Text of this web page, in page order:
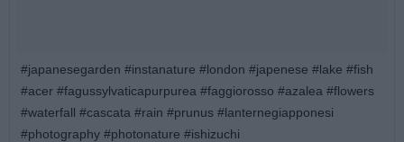
#japanesegarden #instanature #london #japenese #lake #fish
#acer #fagussylvaticapurpurea #faggiorosso #azalea #flowers
#waterfall #cascata #rain #prunus #lanternegiapponesi
#photography #photonature #ishizuchi